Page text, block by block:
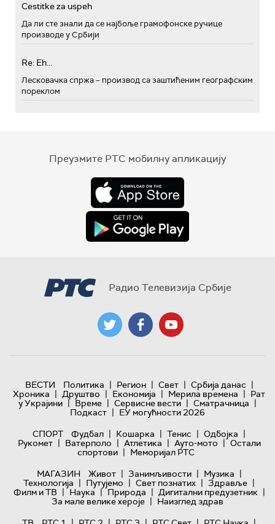
Cestitke za uspeh
Да ли сте знали да се најбоље грамофонске ручице
производе у Србији
Re: Eh...
Лесковачка спржа – производ са заштићеним географским
пореклом
Преузмите РТС мобилну апликацију
Радио Телевизија Србије
ВЕСТИ Политика | Регион | Свет | Србија данас |
Хроника | Друштво | Економија | Мерила времена | Рат
у Украјини | Време | Сервисне вести | Сматрачница |
Подкаст | ЕУ могућности 2026
СПОРТ
Фудбал | Кошарка | Тенис | Одбојка |
Рукомет | Ватерполо | Атлетика | Ауто-мото | Остали
спортови | Меморијал РТС
МАГАЗИН
Живот | Занимљивости | Музика |
Технологијa | Путујемо | Свет познатих | Здравље |
Филм и ТВ | Наука | Природа | Дигитални предузетник |
За мале велике хероје | Наизглед здрав